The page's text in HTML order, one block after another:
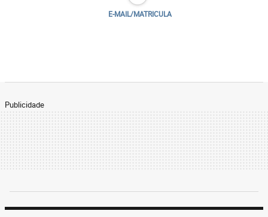
E-MAIL/MATRICULA
Publicidade